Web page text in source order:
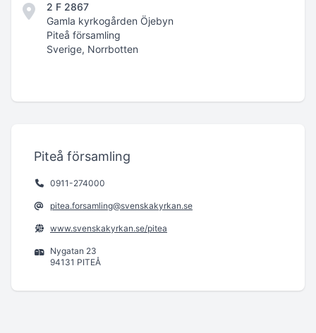
2 F 2867
Gamla kyrkogården Öjebyn
Piteå församling
Sverige, Norrbotten
Piteå församling
0911-274000
pitea.forsamling@svenskakyrkan.se
www.svenskakyrkan.se/pitea
Nygatan 23
94131 PITEÅ